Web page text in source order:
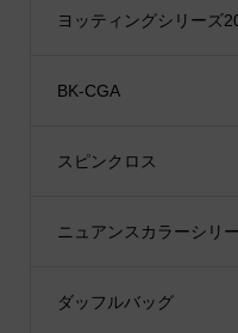
ヨッティングシリーズ
BK-CGA
スピンクロス
ニュアンスカラーシリ
ダッフルバッグ